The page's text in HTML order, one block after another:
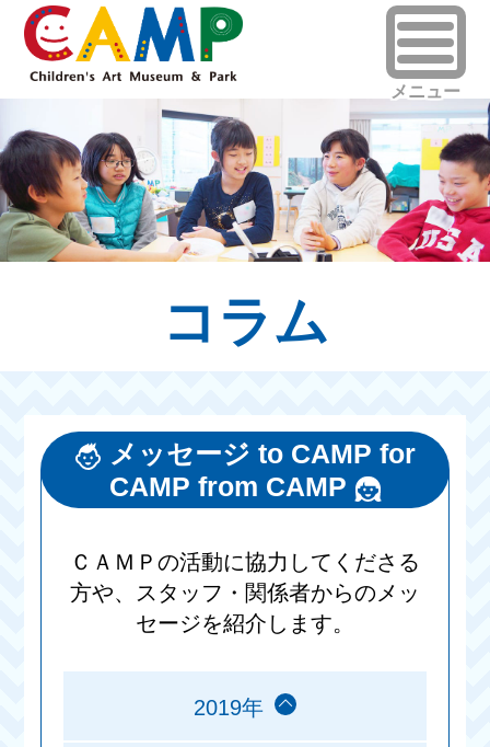
コラム
メッセージ to CAMP for
CAMP from CAMP
ＣＡＭＰの活動に協力してくださる
方や、スタッフ・関係者からのメッ
セージを紹介します。
2019年